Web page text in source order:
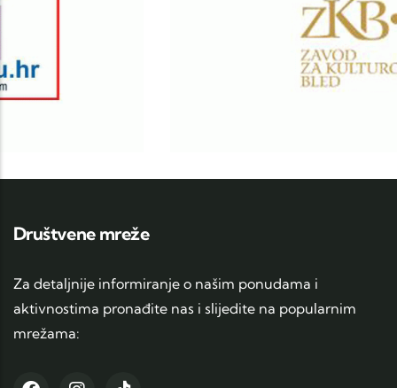
Društvene mreže
Za detaljnije informiranje o našim ponudama i
aktivnostima pronađite nas i slijedite na popularnim
mrežama: